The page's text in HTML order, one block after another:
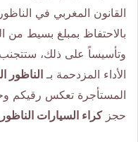
القانون المغربي في
بالاحتفاظ بمبلغ بسيط من
وتأسيساً على ذلك،
الأداء المزدحمة بـ الناظور
المستأجرة تعكس رقيكم
حجزكراء السيارات الناظور